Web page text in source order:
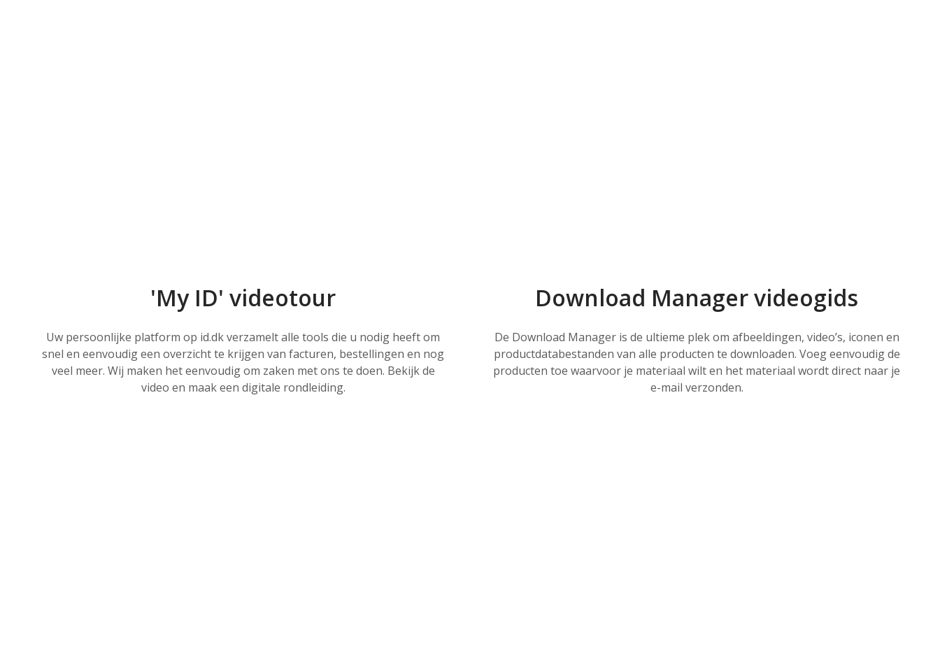
'My ID' videotour
Uw persoonlijke platform op id.dk verzamelt alle tools die u nodig heeft om
snel en eenvoudig een overzicht te krijgen van facturen, bestellingen en nog
veel meer. Wij maken het eenvoudig om zaken met ons te doen. Bekijk de
video en maak een digitale rondleiding.
Download Manager videogids
De Download Manager is de ultieme plek om afbeeldingen, video’s, iconen en
productdatabestanden van alle producten te downloaden. Voeg eenvoudig de
producten toe waarvoor je materiaal wilt en het materiaal wordt direct naar je
e-mail verzonden.